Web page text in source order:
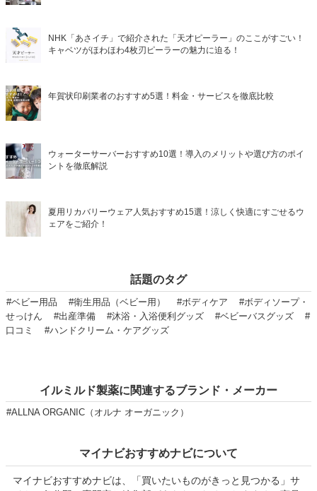
NHK「あさイチ」で紹介された「天才ピーラー」のここがすごい！
キャベツがほわほわ4枚刃ピーラーの魅力に迫る！
年賀状印刷業者のおすすめ5選！料金・サービスを徹底比較
ウォーターサーバーおすすめ10選！導入のメリットや選び方のポイ
ントを徹底解説
夏用リカバリーウェア人気おすすめ15選！涼しく快適にすごせるウ
ェアをご紹介！
話題のタグ
#ベビー用品 #衛生用品（ベビー用） #ボディケア
#ボディソープ・
せっけん
#出産準備 #沐浴・入浴便利グッズ #ベビーバスグッズ
#
口コミ
#ハンドクリーム・ケアグッズ
イルミルド製薬に関連するブランド・メーカー
#ALLNA ORGANIC（オルナ オーガニック）
マイナビおすすめナビについて
マイナビおすすめナビは、「買いたいものがきっと見つかる」サ